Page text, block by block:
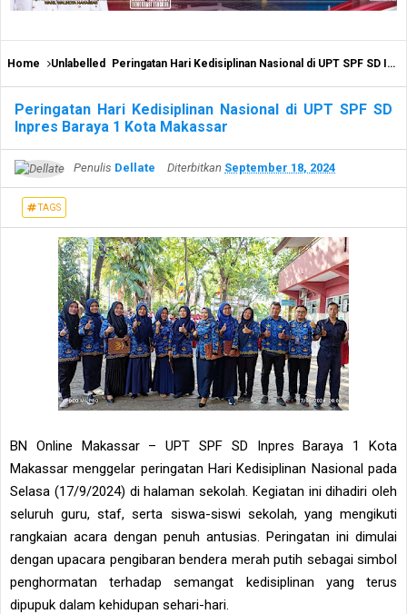
Home Unlabelled Peringatan Hari Kedisiplinan Nasional di UPT SPF SD Inpres Baraya 1 Kota Makassar
Peringatan Hari Kedisiplinan Nasional di UPT SPF SD
Inpres Baraya 1 Kota Makassar
Penulis Dellate Diterbitkan September 18, 2024
TAGS
BN Online Makassar – UPT SPF SD Inpres Baraya 1 Kota
Makassar menggelar peringatan Hari Kedisiplinan Nasional pada
Selasa (17/9/2024) di halaman sekolah. Kegiatan ini dihadiri oleh
seluruh guru, staf, serta siswa-siswi sekolah, yang mengikuti
rangkaian acara dengan penuh antusias. Peringatan ini dimulai
dengan upacara pengibaran bendera merah putih sebagai simbol
penghormatan terhadap semangat kedisiplinan yang terus
dipupuk dalam kehidupan sehari-hari.